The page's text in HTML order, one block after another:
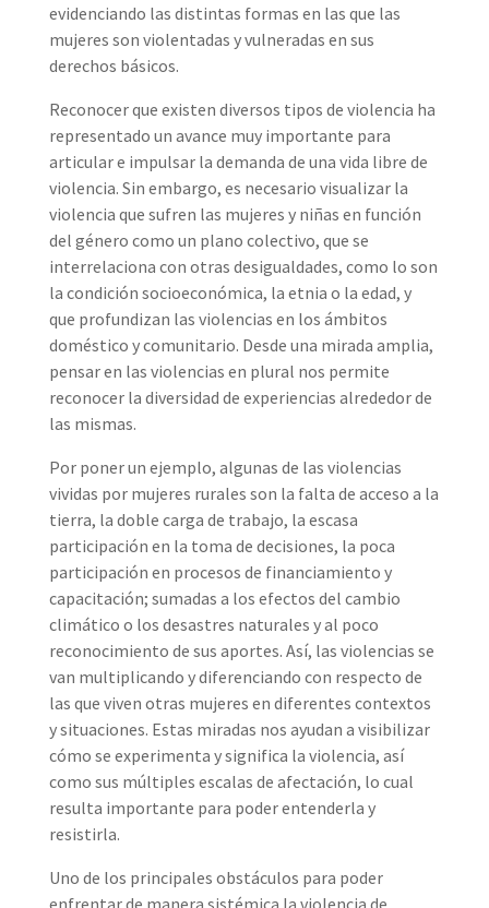
evidenciando las distintas formas en las que las
mujeres son violentadas y vulneradas en sus
derechos básicos.
Reconocer que existen diversos tipos de violencia ha
representado un avance muy importante para
articular e impulsar la demanda de una vida libre de
violencia. Sin embargo, es necesario visualizar la
violencia que sufren las mujeres y niñas en función
del género como un plano colectivo, que se
interrelaciona con otras desigualdades, como lo son
la condición socioeconómica, la etnia o la edad, y
que profundizan las violencias en los ámbitos
doméstico y comunitario. Desde una mirada amplia,
pensar en las violencias en plural nos permite
reconocer la diversidad de experiencias alrededor de
las mismas.
Por poner un ejemplo, algunas de las violencias
vividas por mujeres rurales son la falta de acceso a la
tierra, la doble carga de trabajo, la escasa
participación en la toma de decisiones, la poca
participación en procesos de financiamiento y
capacitación; sumadas a los efectos del cambio
climático o los desastres naturales y al poco
reconocimiento de sus aportes. Así, las violencias se
van multiplicando y diferenciando con respecto de
las que viven otras mujeres en diferentes contextos
y situaciones. Estas miradas nos ayudan a visibilizar
cómo se experimenta y significa la violencia, así
como sus múltiples escalas de afectación, lo cual
resulta importante para poder entenderla y
resistirla.
Uno de los principales obstáculos para poder
enfrentar de manera sistémica la violencia de